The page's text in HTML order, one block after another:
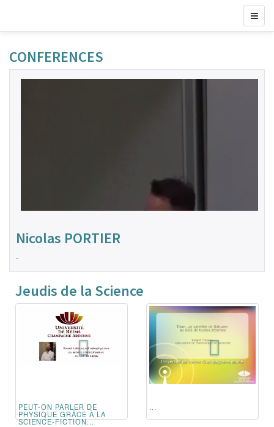
CONFERENCES
Nicolas PORTIER
-
Jeudis de la Science
PEUT-ON PARLER DE
PHYSIQUE GRÂCE À LA
SCIENCE-FICTION...
...